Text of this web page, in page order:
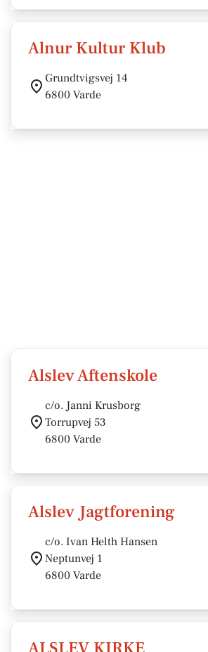
Alnur Kultur Klub
Grundtvigsvej 14
6800 Varde
Alslev Aftenskole
c/o. Janni Krusborg
Torrupvej 53
6800 Varde
Alslev Jagtforening
c/o. Ivan Helth Hansen
Neptunvej 1
6800 Varde